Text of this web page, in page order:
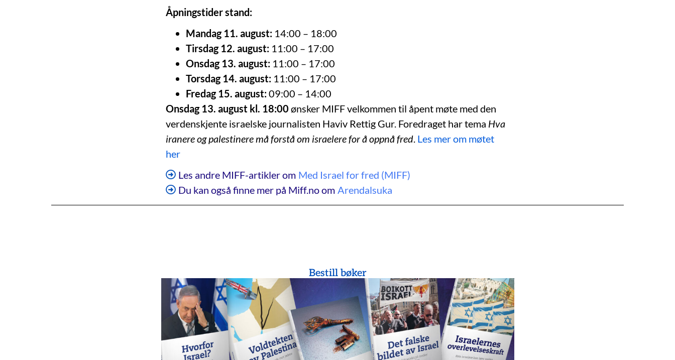
Åpningstider stand:
Mandag 11. august: 14:00 – 18:00
Tirsdag 12. august: 11:00 – 17:00
Onsdag 13. august: 11:00 – 17:00
Torsdag 14. august: 11:00 – 17:00
Fredag 15. august:09:00 – 14:00
Onsdag 13. august kl. 18:00 ønsker MIFF velkommen til åpent møte med den
verdenskjente israelske journalisten Haviv Rettig Gur. Foredraget har tema Hva
iranere og palestinere må forstå om israelere for å oppnå fred. Les mer om møtet
her
Les andre MIFF-artikler om Med Israel for fred (MIFF)
Du kan også finne mer på Miff.no om Arendalsuka
Bestill bøker